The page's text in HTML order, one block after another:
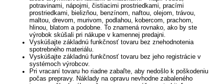
potravinami, nápojmi, čistiacimi prostriedkami, pracími
prostriedkami, bielizňou, benzínom, naftou, olejom, trávou,
maltou, drevom, murivom, podlahou, kobercom, prachom,
hlinou, blatom a podobne. To znamená rovnako, ako by ste
výrobok skúšali pri nákupe v kamennej predajni.
Vyskúšajte základnú funkčnosť tovaru bez znehodnotenia
spotrebného materiálu.
Vyskúšajte základnú funkčnosť tovaru bez jeho registrácie v
systémoch výrobcov.
Pri vracaní tovaru ho riadne zabaľte, aby nedošlo k poškodeniu
počas prepravy. Náklady na opravu nevhodne zabaleného